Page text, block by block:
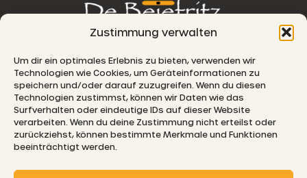
Zustimmung verwalten
Um dir ein optimales Erlebnis zu bieten, verwenden wir
Technologien wie Cookies, um Geräteinformationen zu
speichern und/oder darauf zuzugreifen. Wenn du diesen
Technologien zustimmst, können wir Daten wie das
Surfverhalten oder eindeutige IDs auf dieser Website
verarbeiten. Wenn du deine Zustimmung nicht erteilst oder
zurückziehst, können bestimmte Merkmale und Funktionen
beeinträchtigt werden.
L-5330 Moutfort
E-MAIL
© 2026 De Beiefritz